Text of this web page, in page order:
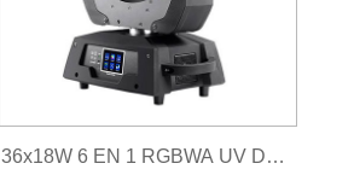
36x18W 6 EN 1 RGBWA UV DMX